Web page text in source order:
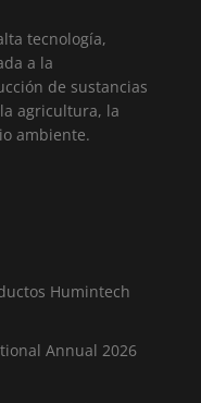
tecnología,
a la
de sustancias
agricultura, la
ambiente.
Humintech
Annual 2026